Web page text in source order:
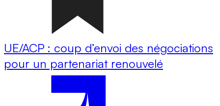
UE/ACP : coup d’envoi des négociations
pour un partenariat renouvelé